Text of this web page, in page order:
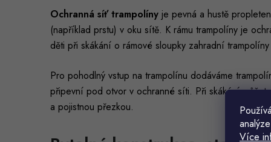
Více
Ochranná síť trampolíny je pevná a hustě
(například prstu) v oku sítě. K rámu trampolíny je
děti při skákání o rámové sloupky zahradní
Pro pohodlný vstup na trampolínu dodáváme
připevní pod otvor v ochranné síti. Při skákání
a pojistnou přezkou.